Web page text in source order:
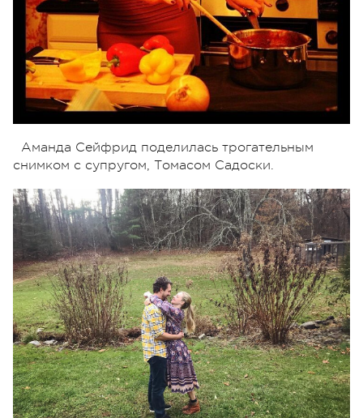
Аманда Сейфрид поделилась трогательным
снимком с супругом, Томасом Садоски.